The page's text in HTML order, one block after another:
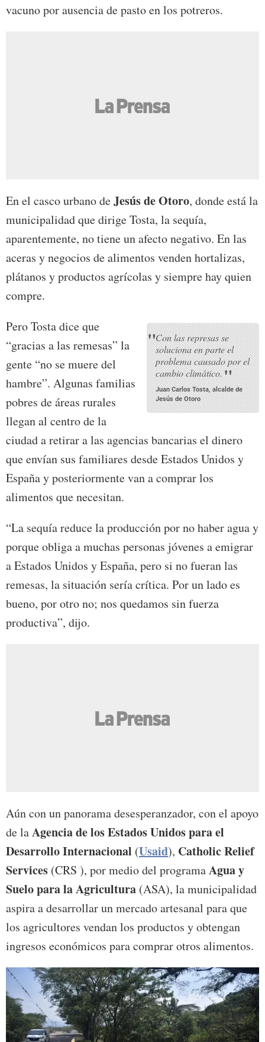
vacuno por ausencia de pasto en los potreros.
En el casco urbano deJesús de Otoro, donde está la
municipalidad que dirige Tosta, la sequía,
aparentemente, no tiene un afecto negativo. En las
aceras y negocios de alimentos venden hortalizas,
plátanos y productos agrícolas y siempre hay quien
compre.
"Con las represas se
soluciona en parte el
problema causado por el
cambio climático."
Juan Carlos Tosta, alcalde de
Jesús de Otoro
Pero Tosta dice que
“gracias a las remesas” la
gente “no se muere del
hambre”. Algunas familias
pobres de áreas rurales
llegan al centro de la
ciudad a retirar a las agencias bancarias el dinero
que envían sus familiares desde Estados Unidos y
España y posteriormente van a comprar los
alimentos que necesitan.
“La sequía reduce la producción por no haber agua y
porque obliga a muchas personas jóvenes a emigrar
a Estados Unidos y España, pero si no fueran las
remesas, la situación sería crítica. Por un lado es
bueno, por otro no; nos quedamos sin fuerza
productiva”, dijo.
Aún con un panorama desesperanzador, con el apoyo
de laAgencia de los Estados Unidos para el
Desarrollo Internacional (Usaid), Catholic Relief
Services (CRS ), por medio del programaAgua y
Suelo para la Agricultura (ASA), la municipalidad
aspira a desarrollar un mercado artesanal para que
los agricultores vendan los productos y obtengan
ingresos económicos para comprar otros alimentos.